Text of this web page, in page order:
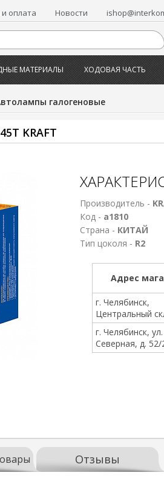
оплата Новости
МАТЕРИАЛЫ ХОДОВАЯ ЧАСТЬ
галогеновые
KRAFT
Производитель -
Код - а1810
Страна - КИТАЙ
Тип цоколя - R2
Адрес
г. Челябинск,
Центральный
г. Челябинск, ул.
Северная, д. 52/
Отзывы